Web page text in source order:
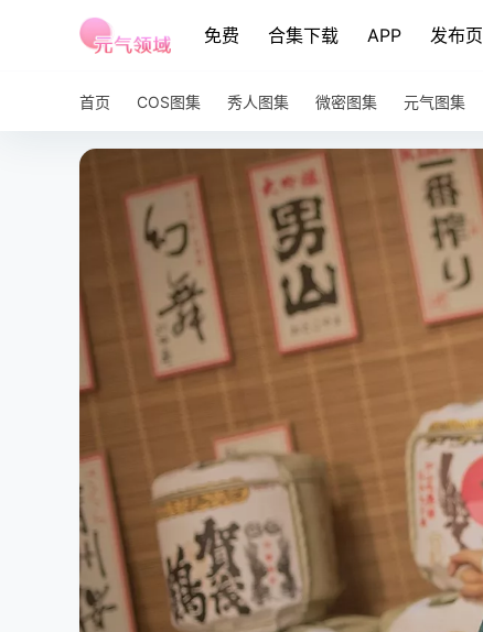
免费 合集下载 APP 发布页
首页 COS图集 秀人图集 微密图集 元气图集